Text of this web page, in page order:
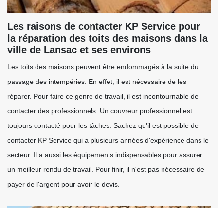
Les raisons de contacter KP Service pour
la réparation des toits des maisons dans la
ville de Lansac et ses environs
Les toits des maisons peuvent être endommagés à la suite du
passage des intempéries. En effet, il est nécessaire de les
réparer. Pour faire ce genre de travail, il est incontournable de
contacter des professionnels. Un couvreur professionnel est
toujours contacté pour les tâches. Sachez qu'il est possible de
contacter KP Service qui a plusieurs années d'expérience dans le
secteur. Il a aussi les équipements indispensables pour assurer
un meilleur rendu de travail. Pour finir, il n'est pas nécessaire de
payer de l'argent pour avoir le devis.